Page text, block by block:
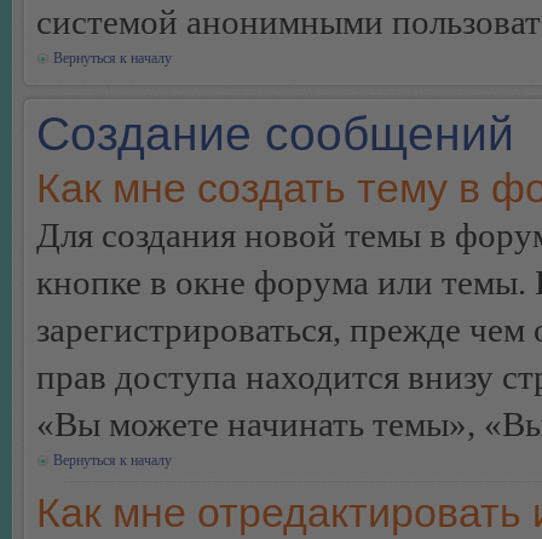
системой анонимными
Вернуться к началу
Создание сообщений
Как мне создать тему в
Для создания новой темы в
кнопке в окне форума или
зарегистрироваться, прежде
прав доступа находится внизу
«Вы можете начинать темы»,
Вернуться к началу
Как мне